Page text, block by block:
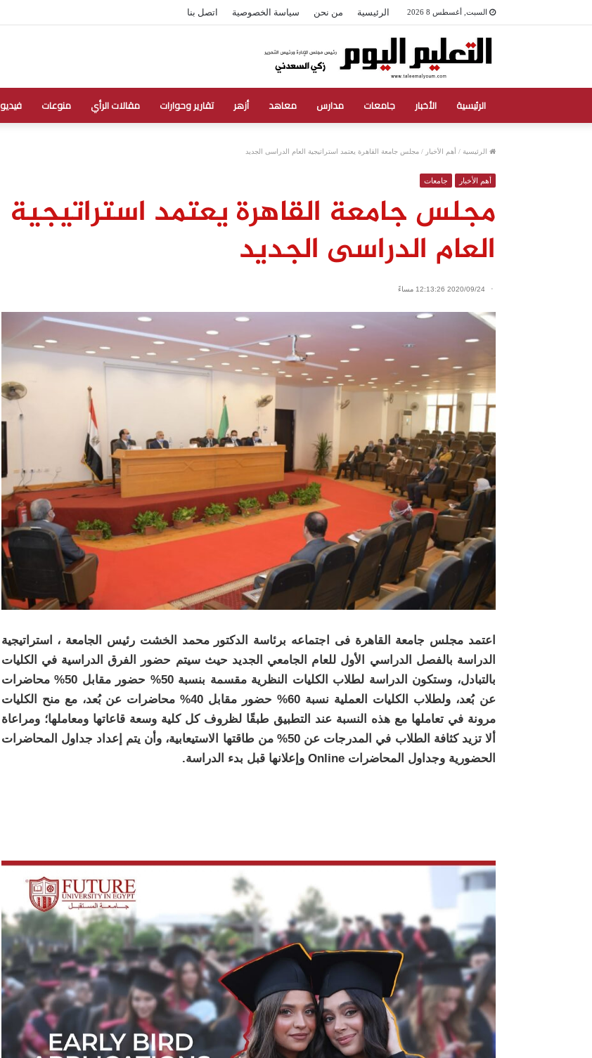
السبت, أغسطس 8 2026 الرئيسية من نحن سياسة الخصوصية اتصل بنا
الرئيسية الأخبار جامعات مدارس معاهد أزهر تقارير وحوارات مقالات الرأي منوعات فيديو
الرئيسية / أهم الأخبار / مجلس جامعة القاهرة يعتمد استراتيجية العام الدراسى الجديد
أهم الأخبار جامعات
مجلس جامعة القاهرة يعتمد استراتيجية
العام الدراسى الجديد
2020/09/24 12:13:26 مساءً
اعتمد مجلس جامعة القاهرة فى اجتماعه برئاسة الدكتور محمد الخشت رئيس الجامعة ، استراتيجية
الدراسة بالفصل الدراسي الأول للعام الجامعي الجديد حيث سيتم حضور الفرق الدراسية في الكليات
بالتبادل، وستكون الدراسة لطلاب الكليات النظرية مقسمة بنسبة 50% حضور مقابل 50% محاضرات
عن بُعد، ولطلاب الكليات العملية نسبة 60% حضور مقابل 40% محاضرات عن بُعد، مع منح الكليات
مرونة في تعاملها مع هذه النسبة عند التطبيق طبقًا لظروف كل كلية وسعة قاعاتها ومعاملها؛ ومراعاة
ألا تزيد كثافة الطلاب في المدرجات عن 50% من طاقتها الاستيعابية، وأن يتم إعداد جداول المحاضرات
الحضورية وجداول المحاضرات Online وإعلانها قبل بدء الدراسة.